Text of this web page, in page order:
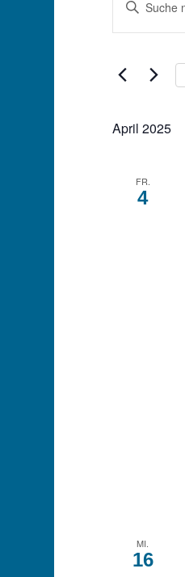
Suche
Schlüsselwort
eingeben.
nach
April 2025
FR.
4
MI.
16